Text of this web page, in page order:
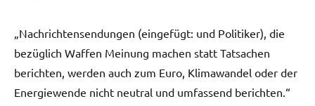
„Nachrichtensendungen (eingefügt: und Politiker), die
bezüglich Waffen Meinung machen statt Tatsachen
berichten, werden auch zum Euro, Klimawandel oder der
Energiewende nicht neutral und umfassend berichten.“